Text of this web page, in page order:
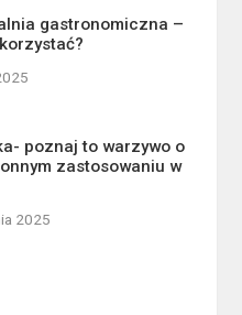
gastronomiczna –
poznaj to warzywo o
zastosowaniu w
2025